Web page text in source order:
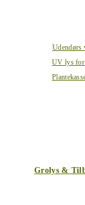
Udendørs
UV lys for
Grolys &